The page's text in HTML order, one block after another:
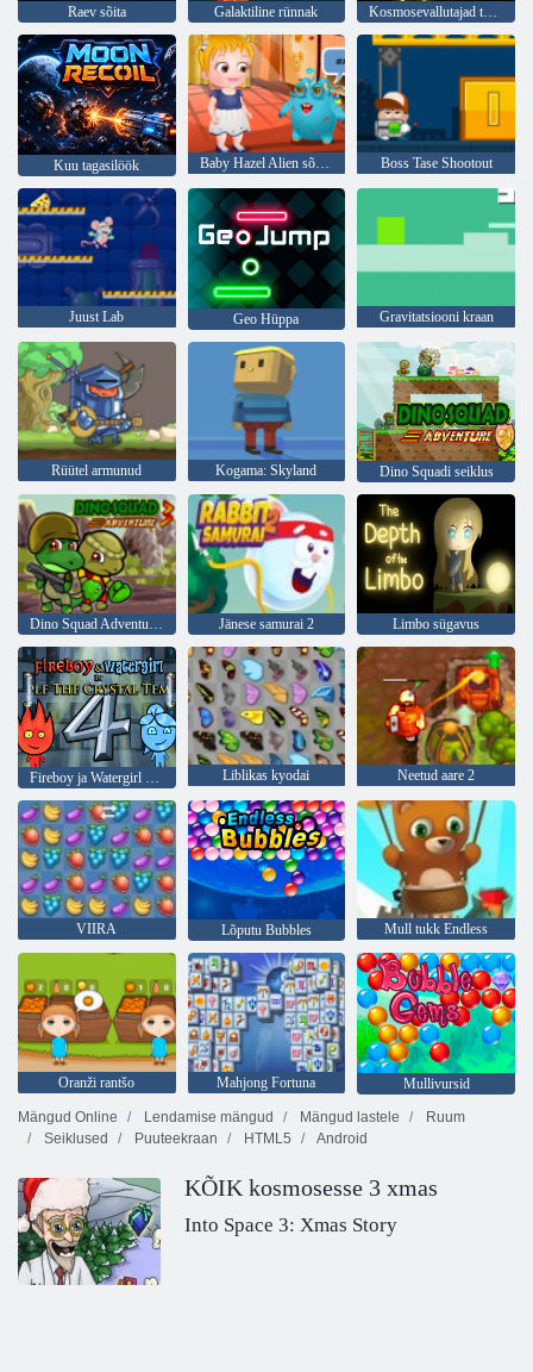
Raev sõita Galaktiline rünnak Kosmosevallutajad teevad uusversiooni
Kuu tagasilöök Baby Hazel Alien sõbrale Boss Tase Shootout
Juust Lab Geo Hüppa Gravitatsiooni kraan
Rüütel armunud Kogama: Skyland Dino Squadi seiklus
Dino Squad Adventure 3 Jänese samurai 2 Limbo sügavus
Liblikas kyodai Neetud aare 2
VIIRA Lõputu Bubbles Mull tukk Endless
Oranži rantšo Mahjong Fortuna
Mullivursid
Mängud Online
Lendamise mängud Mängud lastele
Ruum
Seiklused
Puuteekraan HTML5 Android
KÕIK kosmosesse 3 xmas
Into Space 3: Xmas Story